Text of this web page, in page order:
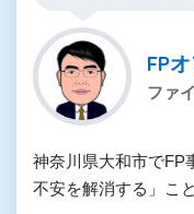
FP
ファ
神奈川県大和市でFP
不安を解消する」こ